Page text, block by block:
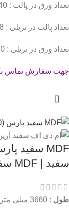
تعداد ورق در پالت : 140 ورق
تعداد پالت در تریلی : 8 پالت
تعداد ورق در تریلی : 1120 ورق
جهت سفارش تماس
سفید | MDF سفید
طول : 3660 میلی متر